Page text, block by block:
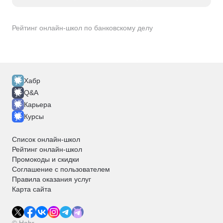
Рейтинг онлайн-школ по банковскому делу
Хабр
Q&A
Карьера
Курсы
Список онлайн-школ
Рейтинг онлайн-школ
Промокоды и скидки
Соглашение с пользователем
Правила оказания услуг
Карта сайта